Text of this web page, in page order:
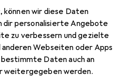
können wir diese Daten
dir personalisierte Angebote
zu verbessern und gezielte
anderen Webseiten oder Apps
Daten auch an
werden.